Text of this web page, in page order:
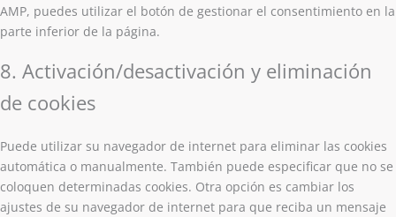
AMP, puedes utilizar el botón de gestionar el consentimiento en la
parte inferior de la página.
8. Activación/desactivación y eliminación
de cookies
Puede utilizar su navegador de internet para eliminar las cookies
automática o manualmente. También puede especificar que no se
coloquen determinadas cookies. Otra opción es cambiar los
ajustes de su navegador de internet para que reciba un mensaje